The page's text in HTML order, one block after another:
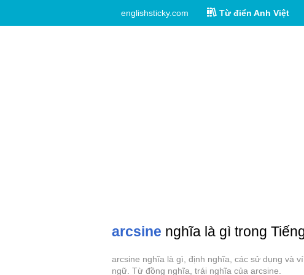
englishsticky.com Từ điển Anh Việt
arcsine nghĩa là gì trong
arcsine nghĩa là gì, định nghĩa, các sử dụng và
ngữ. Từ đồng nghĩa, trái nghĩa của arcsine.